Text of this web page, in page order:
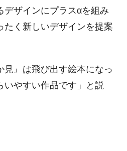
デザインにプラスαを組み
たく新しいデザインを提案
見』は飛び出す絵本になっ
いやすい作品です」と説